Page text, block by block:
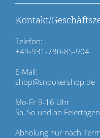
n
ü
b
e
r
s
p
r
i
n
g
e
n
Kontakt/
Telefon:
+49-931-780-85-904
E-Mail:
shop@snookershop.de
Mo-Fr 9-16 Uhr
Sa, So und an
Abholung nur nach